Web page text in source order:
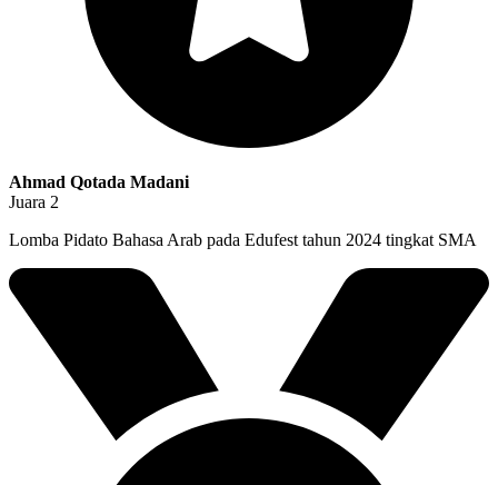
Ahmad Qotada Madani
Juara 2
Lomba Pidato Bahasa Arab pada Edufest tahun 2024 tingkat SMA